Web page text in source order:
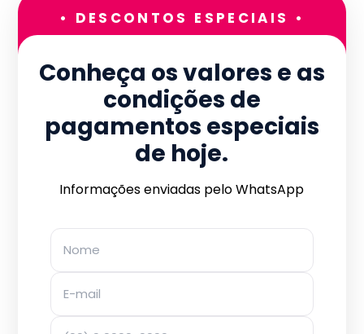
• DESCONTOS ESPECIAIS •
Conheça os valores e as
condições de
pagamentos especiais
de hoje.
Informações enviadas pelo WhatsApp